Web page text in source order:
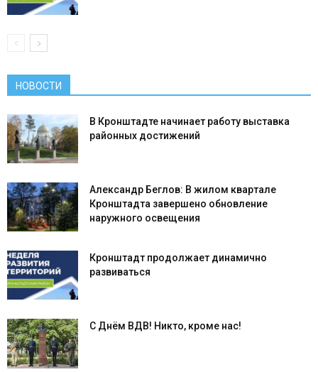
НОВОСТИ
В Кронштадте начинает работу выставка
районных достижений
Александр Беглов: В жилом квартале
Кронштадта завершено обновление
наружного освещения
Кронштадт продолжает динамично
развиваться
С Днём ВДВ! Никто, кроме нас!